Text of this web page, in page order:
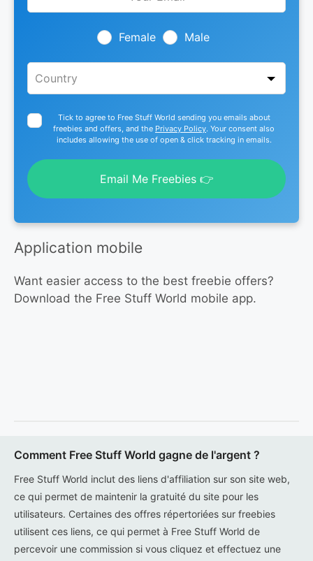
Female Male
Tick to agree to Free Stuff World sending you emails about
freebies and offers, and the Privacy Policy. Your consent also
includes allowing the use of open & click tracking in emails.
Email Me Freebies 👉
Application mobile
Want easier access to the best freebie offers?
Download the Free Stuff World mobile app.
Comment Free Stuff World gagne de l'argent ?
Free Stuff World inclut des liens d'affiliation sur son site web,
ce qui permet de maintenir la gratuité du site pour les
utilisateurs. Certaines des offres répertoriées sur freebies
utilisent ces liens, ce qui permet à Free Stuff World de
percevoir une commission si vous cliquez et effectuez une